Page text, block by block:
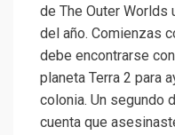
de The Outer Worlds
del año. Comienzas
debe encontrarse
planeta Terra 2 para
colonia. Un segundo
cuenta que